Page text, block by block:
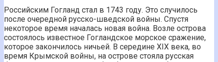
Российским Гогланд стал в 1743 году. Это случилось
после очередной русско-шведской войны. Спустя
некоторое время началась новая война. Возле острова
состоялось известное Гогландское морское сражение,
которое закончилось ничьей. В середине XIX века, во
время Крымской войны, на острове стояла русская